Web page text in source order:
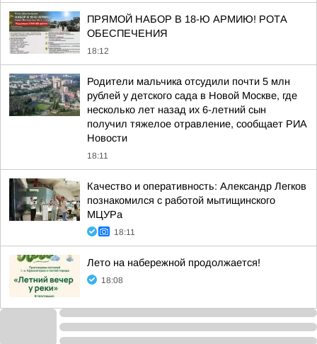
ПРЯМОЙ НАБОР В 18-Ю АРМИЮ! РОТА
ОБЕСПЕЧЕНИЯ
18:12
Родители мальчика отсудили почти 5 млн
рублей у детского сада в Новой Москве, где
несколько лет назад их 6-летний сын
получил тяжелое отравление, сообщает РИА
Новости
18:11
Качество и оперативность: Александр Легков
познакомился с работой мытищинского
МЦУРа
18:11
Лето на набережной продолжается!
18:08